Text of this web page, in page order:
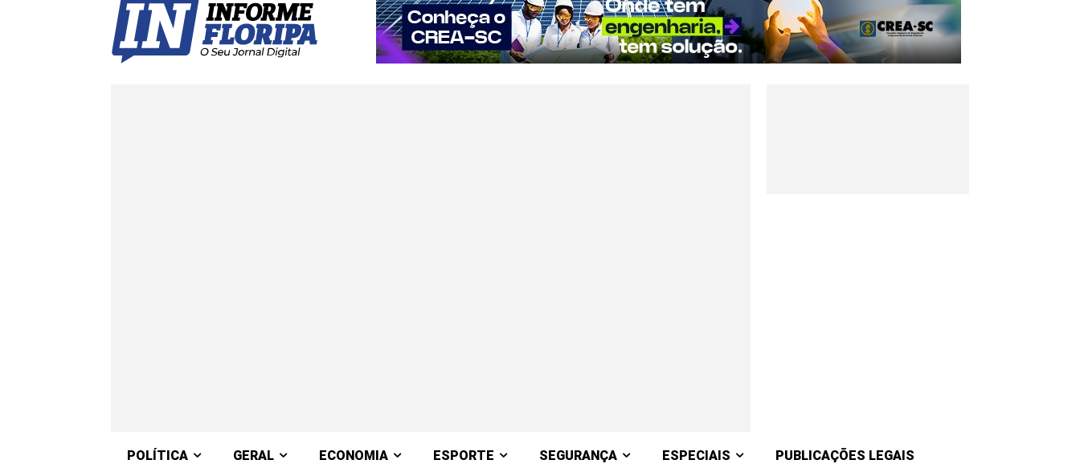
POLÍTICA GERAL ECONOMIA ESPORTE SEGURANÇA ESPECIAIS PUBLICAÇÕES LEGAIS